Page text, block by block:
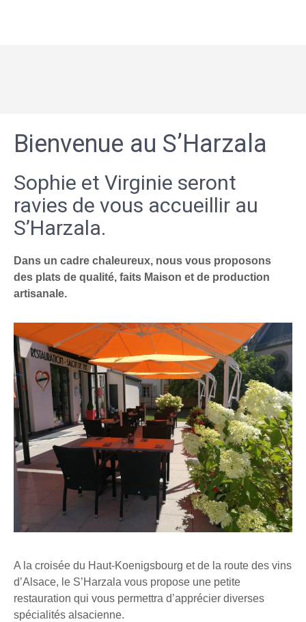
Bienvenue au S’Harzala
Sophie et Virginie seront
ravies de vous accueillir au
S’Harzala.
Dans un cadre chaleureux, nous vous proposons
des plats de qualité, faits Maison et de production
artisanale.
A la croisée du Haut-Koenigsbourg et de la route des vins
d’Alsace, le S’Harzala vous propose une petite
restauration qui vous permettra d’apprécier diverses
spécialités alsacienne.